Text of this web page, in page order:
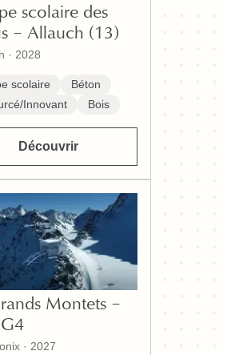
scolaire des
– Allauch (13)
· 2028
scolaire
Béton
Innovant
Bois
Découvrir
Montets –
· 2027